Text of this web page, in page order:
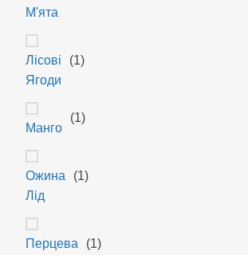
М'ята
Лісові
Ягоди
(1)
Манго
(1)
Ожина
Лід
(1)
Перцева
(1)